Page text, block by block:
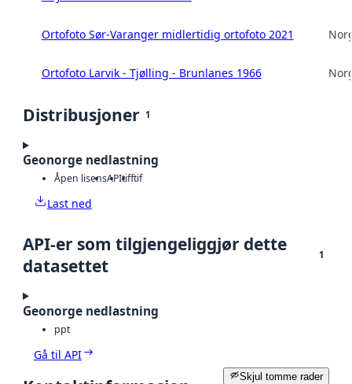
Ortofoto Sør-Varanger midlertidig ortofoto 2021
Ortofoto Larvik - Tjølling - Brunlanes 1966
Distribusjoner 1
Geonorge nedlastning
Åpen lisensAPItifftif
Last ned
API-er som tilgjengeliggjør dette
datasettet
1
Geonorge nedlastning
ppt
Gå til API
Skjul tomme rader